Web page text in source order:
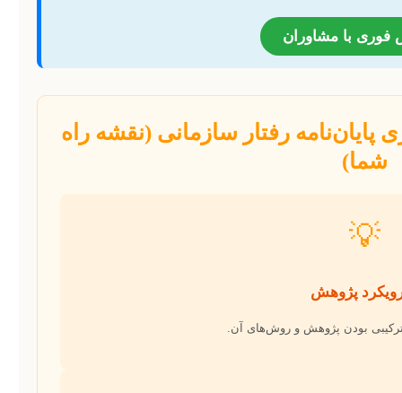
فوری با مشاوران
پایان‌نامه رفتار سازمانی (نقشه راه
شما)
💡
ترکیبی بودن پژوهش و روش‌های آن.